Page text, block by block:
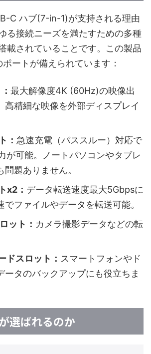
C ハブ(7-in-1)が支持される理由
る接続ニーズを満たすための多種
載されていることです。この製品
ートが備えられています：
最大解像度4K (60Hz)の映像出
高精細な映像を外部ディスプレイ
： 急速充電（パススルー）対応で
が可能。ノートパソコンやタブレ
問題ありません。
x2： データ転送速度最大5Gbpsに
でファイルやデータを転送可能。
ット： カメラ撮影データなどの転
ドスロット： スマートフォンやド
ータのバックアップにも役立ちま
選ばれるのか